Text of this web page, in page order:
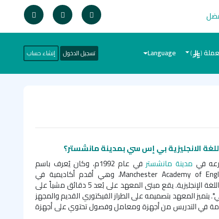
(
)
Language تسجيل الدخول إنشاء حساب
الانجليزية بي إس سي بمدينة مانشستر؟
في مدينة مانشستر في عام 1992م، وكان يُعرف باسم
Manchester Academy of، وهي أقدم أكاديمية في
مانشستر متخصصة في تدريس اللغة الإنجليزية. يقع مبنى المعهد على بُعد 5 دقائق مشياً على
يتميز المعهد بتصميمه على الطراز الفيكتوري القديم والمجهز
في التدريس من أجهزة ومعامل وفصول تحتوي على أجهزة